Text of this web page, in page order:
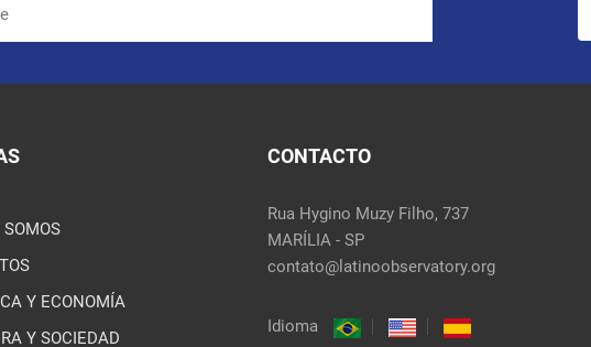
Y ECONOMÍA
Y SOCIEDAD
CONTACTO
Rua Hygino Muzy Filho, 737
MARÍLIA - SP
contato@latinoobservatory.org
Idioma